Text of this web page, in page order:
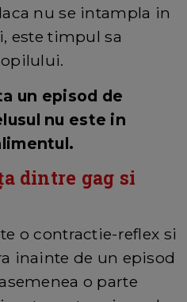
nu se intampla in
este timpul sa
un episod de
nu este in
dintre gag si
o contractie-reflex si
inainte de un episod
o parte